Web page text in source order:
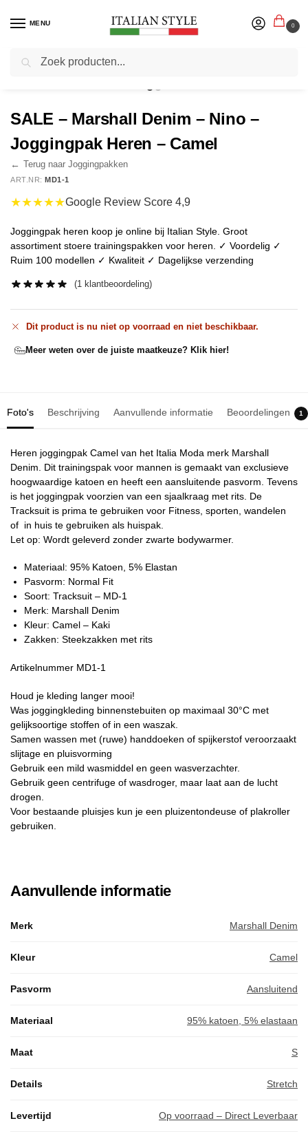
MENU 0
Home Herenmode / Joggingpakken
SALE – Marshall Denim – Nino –
Joggingpak Heren – Camel
← Terug naar Joggingpakken
ART.NR: MD1-1
★★★★★Google Review Score 4,9
Joggingpak heren koop je online bij Italian Style. Groot
assortiment stoere trainingspakken voor heren. ✓ Voordelig ✓
Ruim 100 modellen ✓ Kwaliteit ✓ Dagelijkse verzending
(1 klantbeoordeling)
Dit product is nu niet op voorraad en niet beschikbaar.
Meer weten over de juiste maatkeuze? Klik hier!
Foto's Beschrijving Aanvullende informatie Beoordelingen 1
Heren joggingpak Camel van het Italia Moda merk Marshall
Denim. Dit trainingspak voor mannen is gemaakt van exclusieve
hoogwaardige katoen en heeft een aansluitende pasvorm. Tevens
is het joggingpak voorzien van een sjaalkraag met rits. De
Tracksuit is prima te gebruiken voor Fitness, sporten, wandelen
of in huis te gebruiken als huispak.
Let op: Wordt geleverd zonder zwarte bodywarmer.
Materiaal: 95% Katoen, 5% Elastan
Pasvorm: Normal Fit
Soort: Tracksuit – MD-1
Merk: Marshall Denim
Kleur: Camel – Kaki
Zakken: Steekzakken met rits
Artikelnummer MD1-1
Houd je kleding langer mooi!
Was joggingkleding binnenstebuiten op maximaal 30°C met
gelijksoortige stoffen of in een waszak.
Samen wassen met (ruwe) handdoeken of spijkerstof veroorzaakt
slijtage en pluisvorming
Gebruik een mild wasmiddel en geen wasverzachter.
Gebruik geen centrifuge of wasdroger, maar laat aan de lucht
drogen.
Voor bestaande pluisjes kun je een pluizentondeuse of plakroller
gebruiken.
Aanvullende informatie
Merk Marshall Denim
Kleur Camel
Pasvorm Aansluitend
Materiaal 95% katoen, 5% elastaan
Maat S
Details Stretch
Levertijd Op voorraad – Direct Leverbaar